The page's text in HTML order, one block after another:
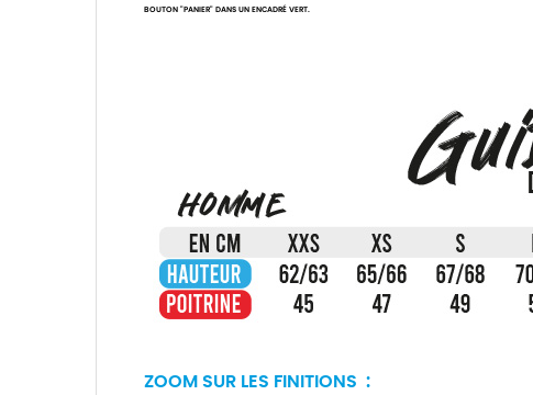
BOUTON "PANIER" DANS UN ENCADRÉ VERT.
ZOOM SUR LES FINITIONS :